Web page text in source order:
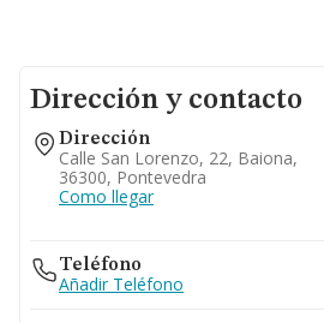
Dirección y contacto
Dirección
Calle San Lorenzo, 22, Baiona,
36300, Pontevedra
Como llegar
Teléfono
Añadir Teléfono